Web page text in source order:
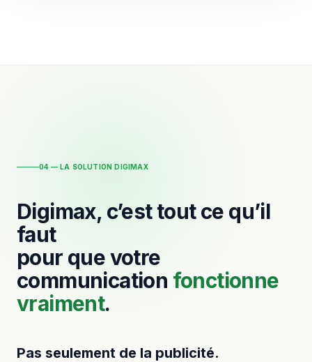
04 — LA SOLUTION DIGIMAX
Digimax, c’est tout ce qu’il
faut
pour que votre
communication fonctionne
vraiment.
Pas seulement de la publicité.